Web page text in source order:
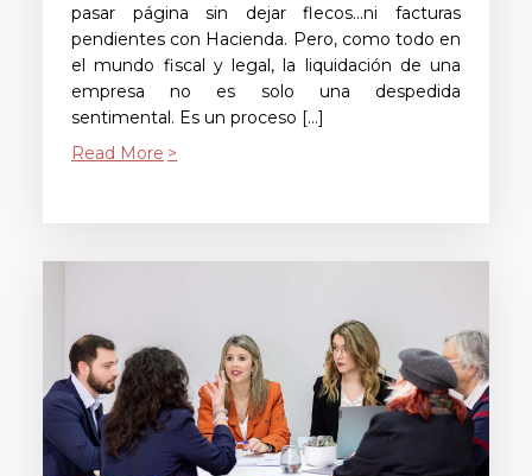
pasar página sin dejar flecos…ni facturas
pendientes con Hacienda. Pero, como todo en
el mundo fiscal y legal, la liquidación de una
empresa no es solo una despedida
sentimental. Es un proceso […]
Read More